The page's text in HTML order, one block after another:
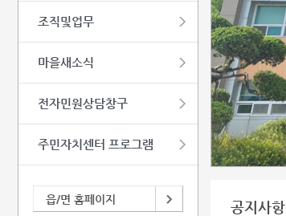
조직및업무
마을새소식
전자민원상담창구
주민자치센터 프로그램
읍/면 홈페이지 공지사항